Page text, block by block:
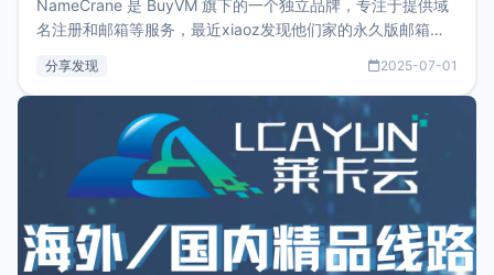
NameCrane 是 BuyVM 旗下的一个独立品牌，专注于提供域
名注册和邮箱等服务，最近xiaoz发现他们家的永久版邮箱服
又实惠的域名邮箱，不妨尝试一下 NameCrane。注册
NameCraneNameCrane不支持直接注册，必须要购买
分享发现 2025-07-01